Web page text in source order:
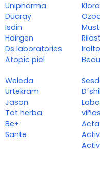
Unipharma
Ducray
Isdin
Hairgen
Ds laboratories
Atopic piel
Weleda
Urtekram
Jason
Tot herba
Be+
Sante
viñas